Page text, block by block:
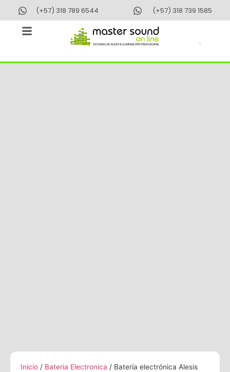
contenido
(+57) 318 789 6544 (+57) 318 739 1585
Inicio / Bateria Electronica / Batería electrónica Alesis